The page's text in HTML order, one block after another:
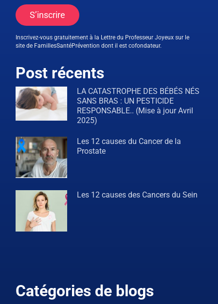
S’inscrire
Inscrivez-vous gratuitement à la Lettre du Professeur Joyeux sur le
site de FamillesSantéPrévention dont il est cofondateur.
Post récents
LA CATASTROPHE DES BÉBÉS NÉS
SANS BRAS : UN PESTICIDE
RESPONSABLE.. (Mise à jour Avril
2025)
Les 12 causes du Cancer de la
Prostate
Les 12 causes des Cancers du Sein
Catégories de blogs